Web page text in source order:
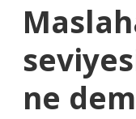
ne